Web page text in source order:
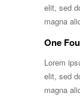
elit, sed
magna
One
Lorem
elit, sed
magna